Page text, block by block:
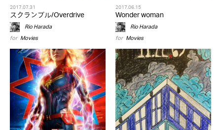
2017.07.31
スクランブル/Overdrive
Rio Harada
for Movies
2017.06.15
Wonder woman
Rio Harada
for Movies